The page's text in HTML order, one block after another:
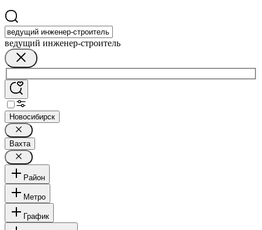
ведущий инженер-строитель
Новосибирск
Вахта
Район
Метро
График